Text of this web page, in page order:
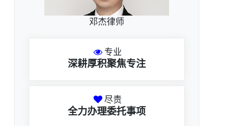
邓杰律师
专业
深耕厚积聚焦专注
尽责
全力办理委托事项